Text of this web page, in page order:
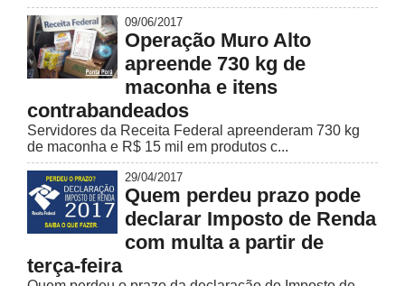
09/06/2017
Operação Muro Alto
apreende 730 kg de
maconha e itens
contrabandeados
Servidores da Receita Federal apreenderam 730 kg
de maconha e R$ 15 mil em produtos c...
29/04/2017
Quem perdeu prazo pode
declarar Imposto de Renda
com multa a partir de
terça-feira